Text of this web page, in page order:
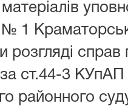
матеріалів
№ 1
розгляді справ
ст.44-3 КУпАП
районного